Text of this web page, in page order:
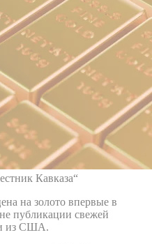
Кавказа“
на золото впервые в
публикации свежей
из США.